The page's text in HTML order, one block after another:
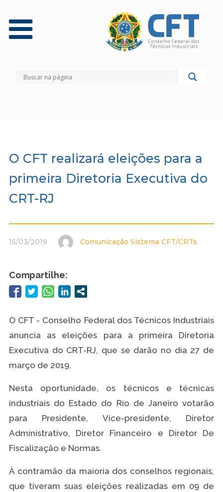
O CFT realizará eleições para a
primeira Diretoria Executiva do
CRT-RJ
15/03/2019 Comunicação Sistema CFT/CRTs
Compartilhe:
O CFT - Conselho Federal dos Técnicos Industriais
anuncia as eleições para a primeira Diretoria
Executiva do CRT-RJ, que se darão no dia 27 de
março de 2019.
Nesta oportunidade, os técnicos e técnicas
industriais do Estado do Rio de Janeiro votarão
para Presidente, Vice-presidente, Diretor
Administrativo, Diretor Financeiro e Diretor De
Fiscalização e Normas.
À contramão da maioria dos conselhos regionais,
que tiveram suas eleições realizadas em 09 de